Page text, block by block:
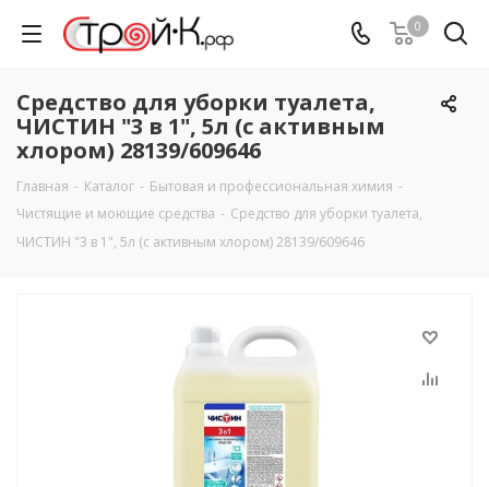
0
Средство для уборки туалета,
ЧИСТИН "3 в 1", 5л (с активным
хлором) 28139/609646
Главная - Каталог - Бытовая и профессиональная химия -
Чистящие и моющие средства - Средство для уборки туалета,
ЧИСТИН "3 в 1", 5л (с активным хлором) 28139/609646